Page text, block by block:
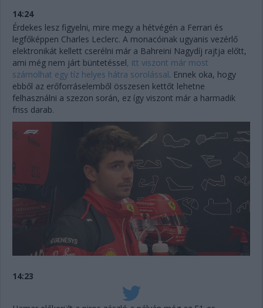
14:24
Érdekes lesz figyelni, mire megy a hétvégén a Ferrari és
legfőképpen Charles Leclerc. A monacóinak ugyanis vezérlő
elektronikát kellett cserélni már a Bahreini Nagydíj rajtja előtt,
ami még nem járt büntetéssel, itt viszont már most
számolhat egy tíz helyes hátra sorolással. Ennek oka, hogy
ebből az erőforráselemből összesen kettőt lehetne
felhasználni a szezon során, ez így viszont már a harmadik
friss darab.
14:23